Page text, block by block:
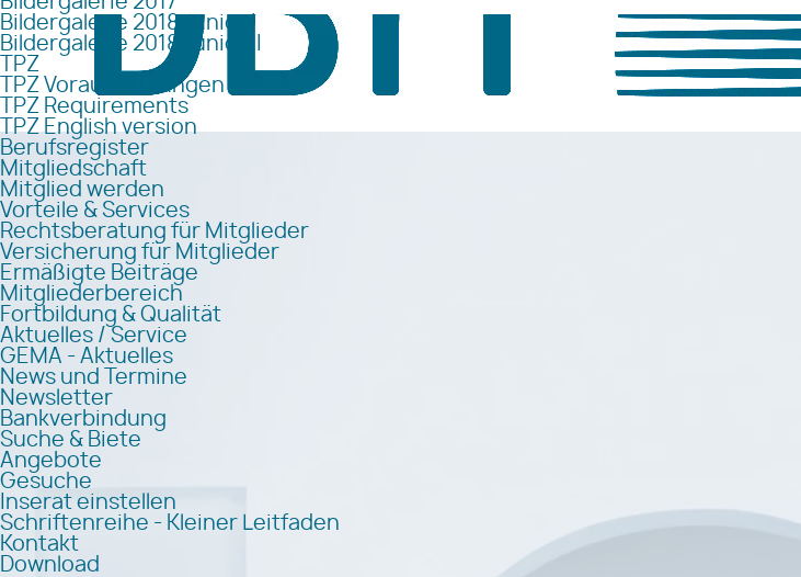
Bildergalerie 2018 Junior I
Bildergalerie 2018 Junior II
TPZ
TPZ Voraussetzungen
TPZ Requirements
TPZ English version
Berufsregister
Mitgliedschaft
Mitglied werden
Vorteile & Services
Rechtsberatung für Mitglieder
Versicherung für Mitglieder
Ermäßigte Beiträge
Mitgliederbereich
Fortbildung & Qualität
Aktuelles / Service
GEMA - Aktuelles
News und Termine
Newsletter
Bankverbindung
Suche & Biete
Angebote
Gesuche
Inserat einstellen
Schriftenreihe - Kleiner Leitfaden
Kontakt
Download